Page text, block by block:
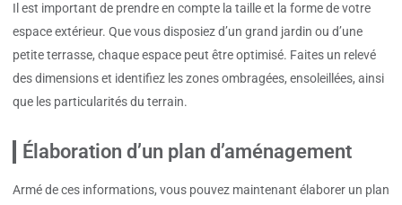
Il est important de prendre en compte la taille et la forme de votre
espace extérieur. Que vous disposiez d’un grand jardin ou d’une
petite terrasse, chaque espace peut être optimisé. Faites un relevé
des dimensions et identifiez les zones ombragées, ensoleillées, ainsi
que les particularités du terrain.
Élaboration d’un plan d’aménagement
Armé de ces informations, vous pouvez maintenant élaborer un plan